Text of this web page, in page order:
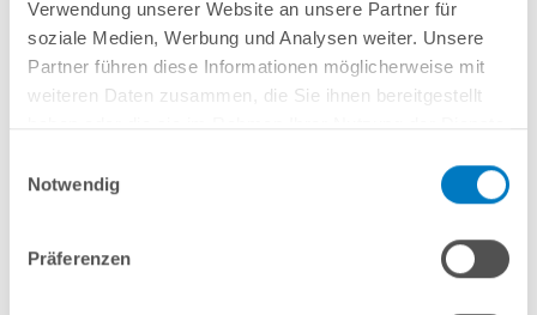
Verwendung unserer Website an unsere Partner für
soziale Medien, Werbung und Analysen weiter. Unsere
Partner führen diese Informationen möglicherweise mit
weiteren Daten zusammen, die Sie ihnen bereitgestellt
Notwendig
Präferenzen
Unterlegvlies 500 g/m²
Einbauskimmer und Einlaufdüse
SandfilteranlagePOOLSANAPRO PRIME 400 / SPECKPP 7(Made in
Germany) inkl. Filtersand
7-teiliges Wasserpflegeset PROFI